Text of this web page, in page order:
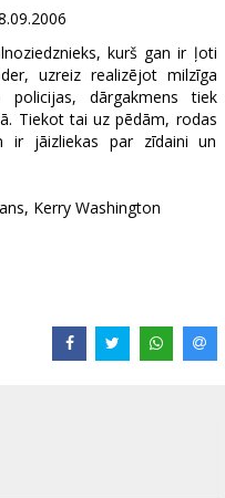
kurš gan ir ļoti
uzreiz realizējot milzīga
dārgakmens tiek
Tiekot tai uz pēdām, rodas
ir jāizliekas par zīdaini un
Kerry Washington